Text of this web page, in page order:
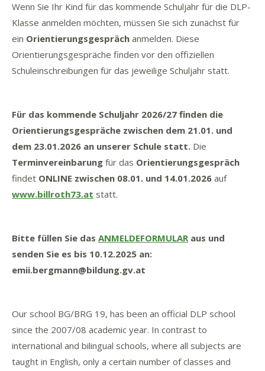
Wenn Sie Ihr Kind für das kommende Schuljahr für die DLP-
Klasse anmelden möchten, müssen Sie sich zunächst für
ein Orientierungsgespräch anmelden. Diese
Orientierungsgespräche finden vor den offiziellen
Schuleinschreibungen für das jeweilige Schuljahr statt.
Für das kommende Schuljahr 2026/27 finden die
Orientierungsgespräche zwischen dem 21.01. und
dem 23.01.2026 an unserer Schule statt. Die
Terminvereinbarung für das Orientierungsgespräch
findet ONLINE zwischen 08.01. und 14.01.2026 auf
www.billroth73.at statt.
Bitte füllen Sie das ANMELDEFORMULARaus und
senden Sie es bis 10.12.2025 an:
emii.bergmann@bildung.gv.at
Our school BG/BRG 19, has been an official DLP school
since the 2007/08 academic year. In contrast to
international and bilingual schools, where all subjects are
taught in English, only a certain number of classes and